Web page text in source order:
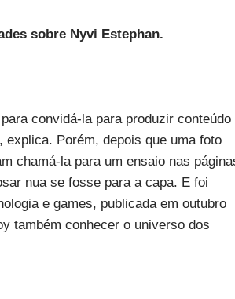
sobre Nyvi Estephan.
convidá-la para produzir conteúdo
Porém, depois que uma foto
chamá-la para um ensaio nas
nua se fosse para a capa. E foi
e games, publicada em outubro
também conhecer o universo dos